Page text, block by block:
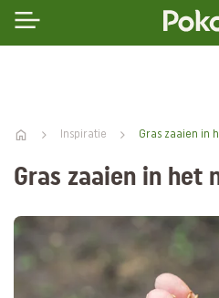
Inspiratie Gras zaaien in
Gras zaaien in het